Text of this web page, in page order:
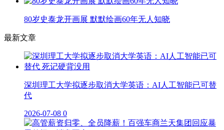
80岁史泰龙开画展 默默绘画60年无人知晓
最新文章
深圳理工大学拟逐步取消大学英语：AI人工智能已可替
代
2026-07-08 0